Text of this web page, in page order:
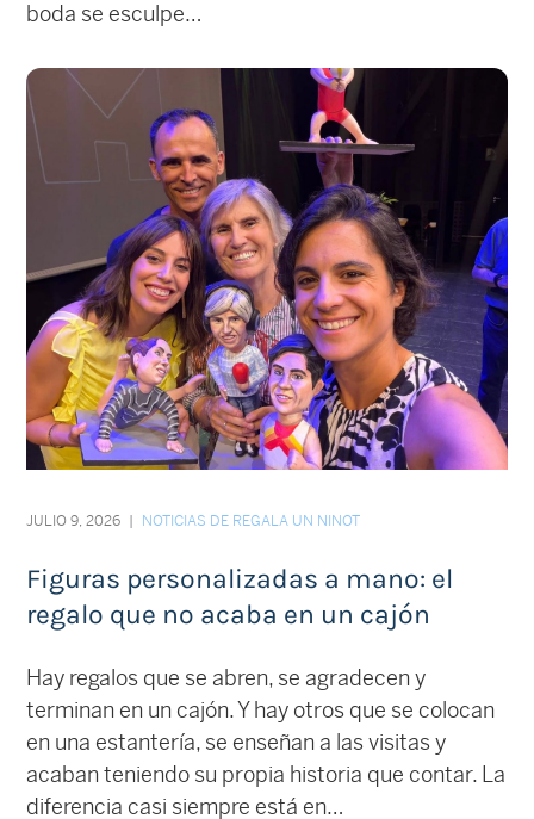
boda se esculpe…
JULIO 9, 2026 | NOTICIAS DE REGALA UN NINOT
Figuras personalizadas a mano: el
regalo que no acaba en un cajón
Hay regalos que se abren, se agradecen y
terminan en un cajón. Y hay otros que se colocan
en una estantería, se enseñan a las visitas y
acaban teniendo su propia historia que contar. La
diferencia casi siempre está en…